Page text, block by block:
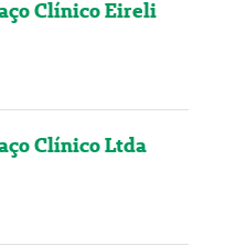
Clínico Eireli
Clínico Ltda